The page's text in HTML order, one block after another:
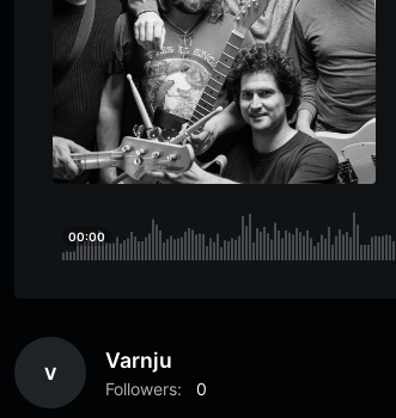
00:00
V Varnju
Followers: 0